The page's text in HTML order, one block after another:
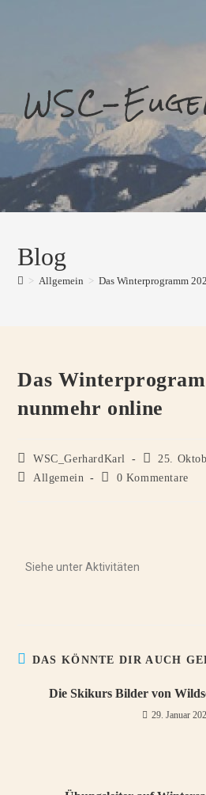
WSC-
Blog
> Allgemein > Das Winterprogramm
Das
nunmehr online
WSC_GerhardKarl
25.
Allgemein
0 Kommentare
Siehe unter Aktivitäten
DAS KÖNNTE DIR AUCH
Die Skikurs Bilder von
29. Januar